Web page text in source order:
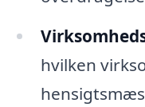
hvilken